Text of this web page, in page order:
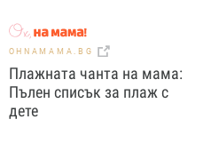
OHNAMAMA.BG
Плажната чанта на мама:
Пълен списък за плаж с
дете